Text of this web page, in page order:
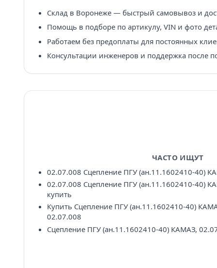
Склад в Воронеже — быстрый самовывоз и
Помощь в подборе по артикулу, VIN и фото
Работаем без предоплаты для постоянных
Консультации инженеров и поддержка после
ЧАСТО ИЩУТ
02.07.008 Сцепление ПГУ (ан.11.1602410-40)
02.07.008 Сцепление ПГУ (ан.11.1602410-40)
купить
Купить Сцепление ПГУ (ан.11.1602410-40)
02.07.008
Сцепление ПГУ (ан.11.1602410-40) КАМАЗ,